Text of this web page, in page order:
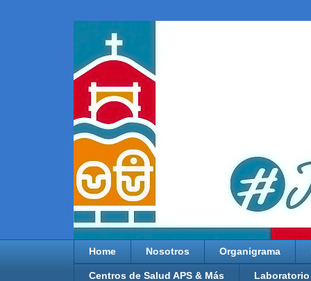
Home Nosotros Organigrama
Centros de Salud APS & Más Laboratorio